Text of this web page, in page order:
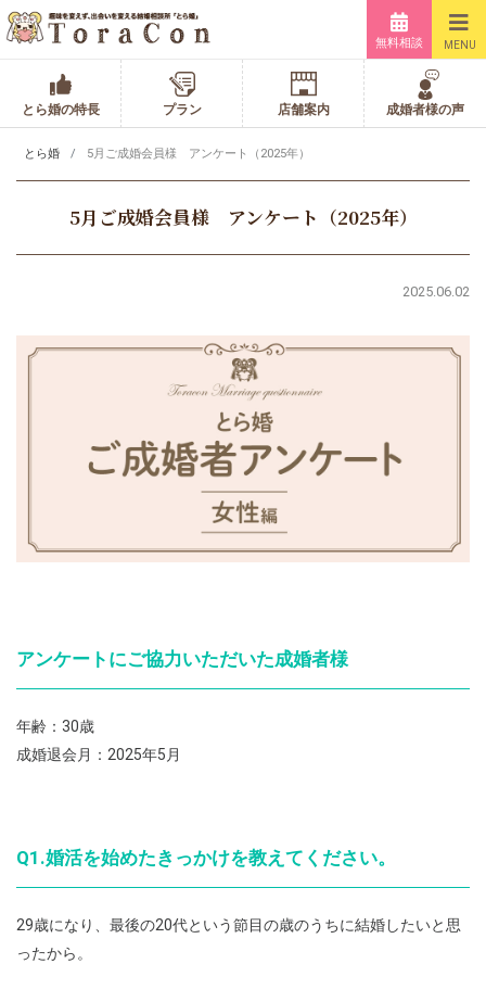
無料相談 MENU
とら婚の特長 プラン 店舗案内 成婚者様の声
とら婚 5月ご成婚会員様 アンケート（2025年）
5月ご成婚会員様 アンケート（2025年）
2025.06.02
アンケートにご協力いただいた成婚者様
年齢：30歳
成婚退会月：2025年5月
Q1.婚活を始めたきっかけを教えてください。
29歳になり、最後の20代という節目の歳のうちに結婚したいと思
ったから。